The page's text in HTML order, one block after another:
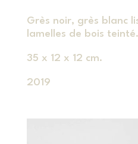
Grès noir, grès blanc
lamelles de bois teinté.
35 x 12 x 12 cm.
2019